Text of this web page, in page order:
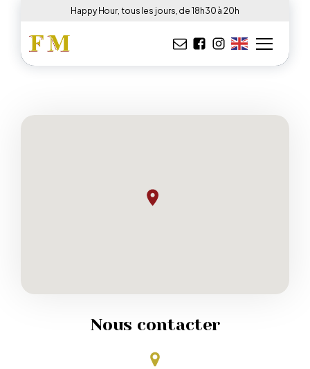
Happy Hour, tous les jours, de 18h30 à 20h
Nous contacter